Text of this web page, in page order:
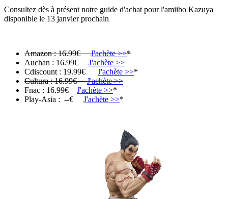
Consultez dès à présent notre guide d'achat pour l'amiibo Kazuya
disponible le 13 janvier prochain
Amazon : 16.99€J'achète >>*
Auchan : 16.99€ J'achète >>
Cdiscount : 19.99€ J'achète >>*
Cultura : 16.99€J'achète >>
Fnac : 16.99€ J'achète >>*
Play-Asia : --€ J'achète >>*